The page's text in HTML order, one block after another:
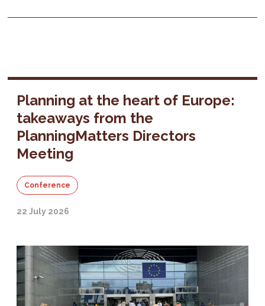
Planning at the heart of Europe:
takeaways from the
PlanningMatters Directors
Meeting
Conference
22 July 2026